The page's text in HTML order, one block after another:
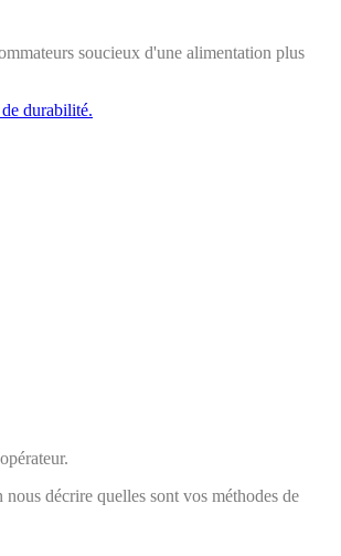
soucieux d'une alimentation plus
durabilité.
décrire quelles sont vos méthodes de